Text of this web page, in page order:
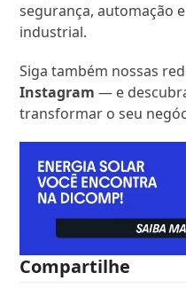
segurança, automação
industrial.
Siga também nossas
Instagram — e
transformar o seu
Compartilhe